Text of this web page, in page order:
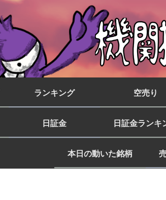
ランキング 空売り
日証金 日証金ランキ
本日の動いた銘柄